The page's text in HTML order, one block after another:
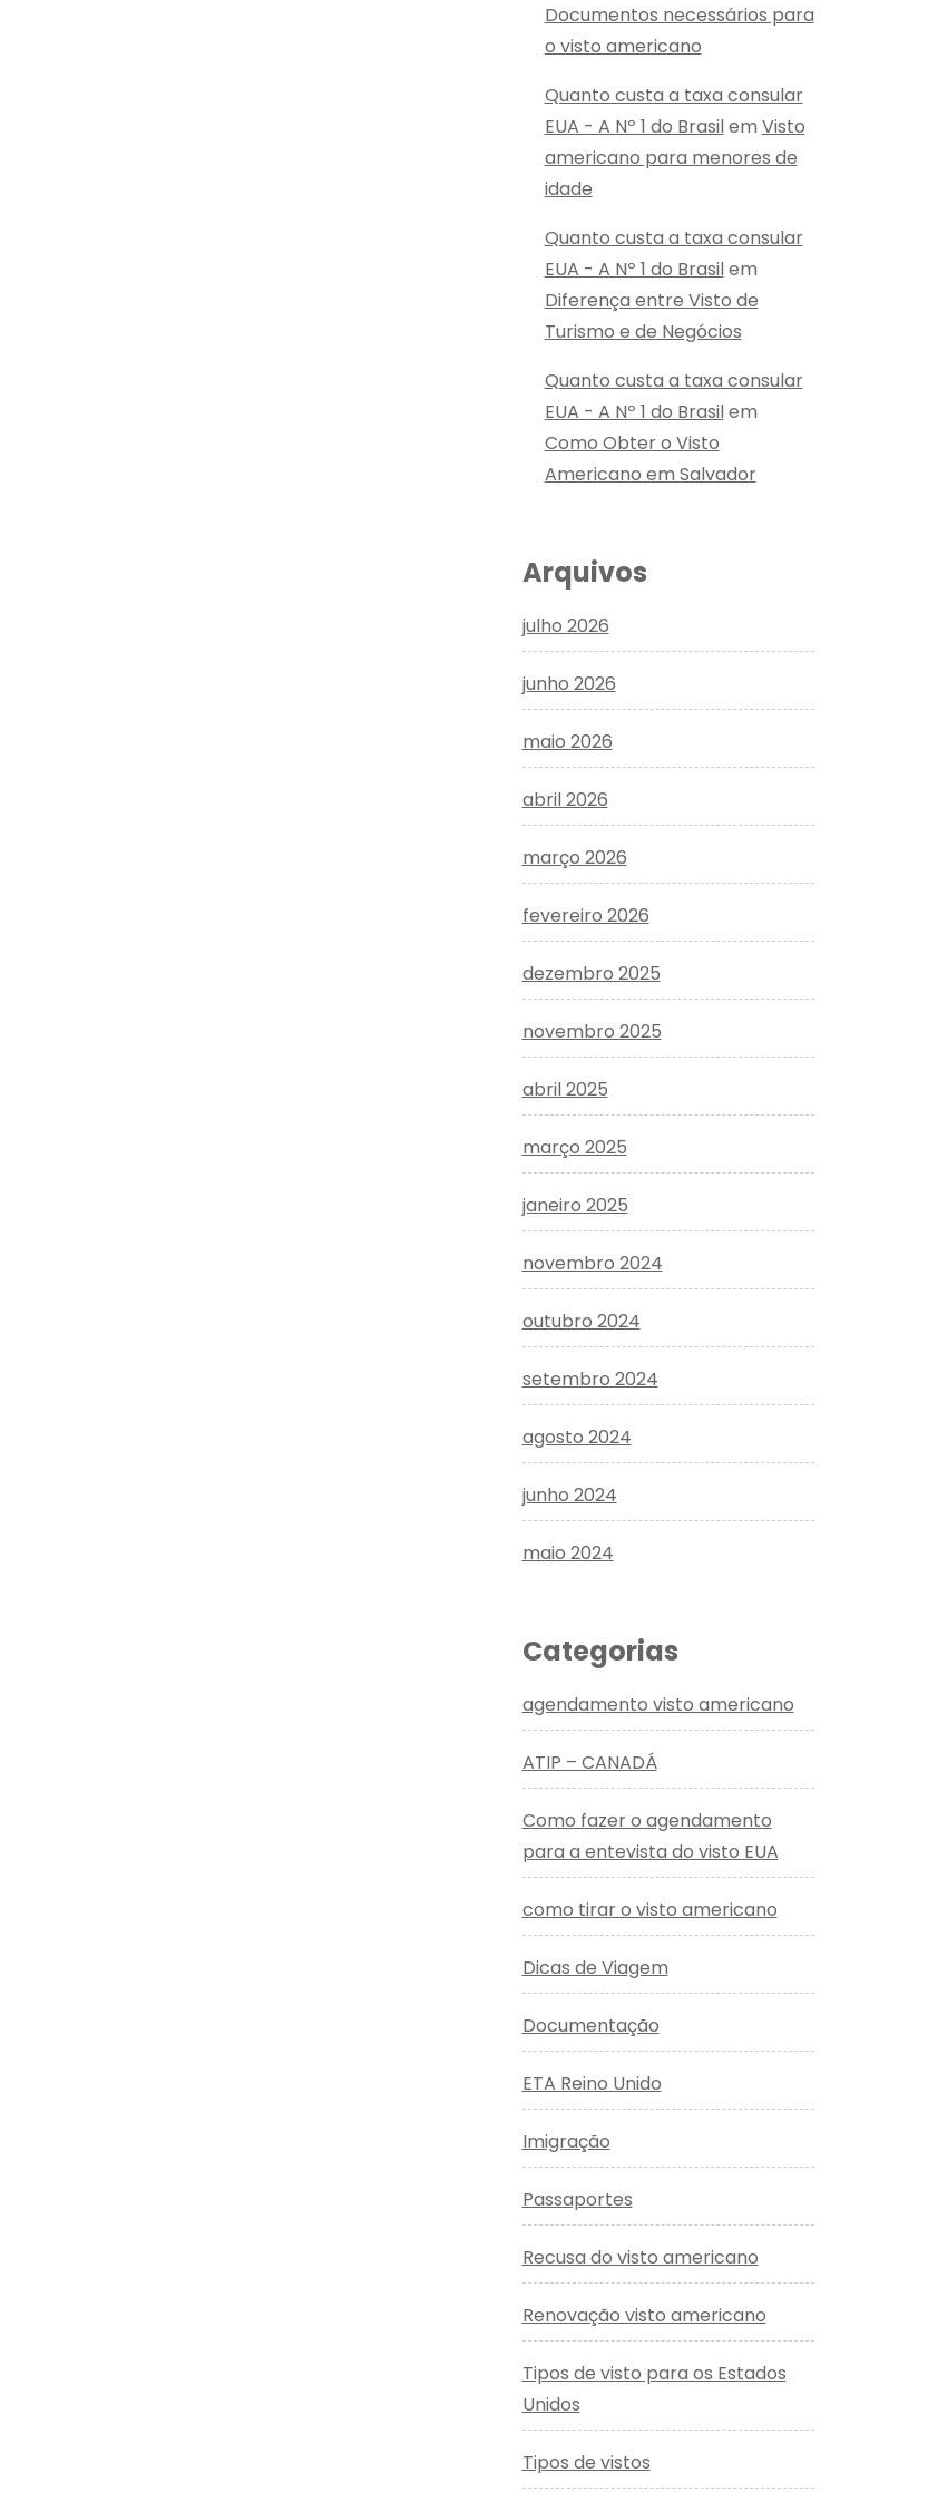
Documentos necessários para
o visto americano
Quanto custa a taxa consular
EUA - A Nº 1 do Brasilem Visto
americano para menores de
idade
Quanto custa a taxa consular
EUA - A Nº 1 do Brasilem
Diferença entre Visto de
Turismo e de Negócios
Quanto custa a taxa consular
EUA - A Nº 1 do Brasilem
Como Obter o Visto
Americano em Salvador
Arquivos
julho 2026
junho 2026
maio 2026
abril 2026
março 2026
fevereiro 2026
dezembro 2025
novembro 2025
abril 2025
março 2025
janeiro 2025
novembro 2024
outubro 2024
setembro 2024
agosto 2024
junho 2024
maio 2024
Categorias
agendamento visto americano
ATIP – CANADÁ
Como fazer o agendamento
para a entevista do visto EUA
como tirar o visto americano
Dicas de Viagem
Documentação
ETA Reino Unido
Imigração
Passaportes
Recusa do visto americano
Renovação visto americano
Tipos de visto para os Estados
Unidos
Tipos de vistos